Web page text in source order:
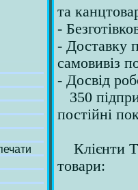
та
-
- Доставку
самовивіз
- Досвід
350
постійні
Клієнти
товари: